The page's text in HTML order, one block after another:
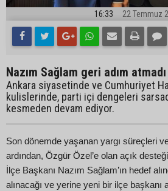
16:33 22 Temmuz
Nazım Sağlam geri adım atmadı
Ankara siyasetinde ve Cumhuriyet
kulislerinde, parti içi dengeleri
kesmeden devam ediyor.
Son dönemde yaşanan yargı süreçleri
ardından, Özgür Özel’e olan açık
İlçe Başkanı Nazım Sağlam’ın hedef
alınacağı ve yerine yeni bir ilçe başkanı